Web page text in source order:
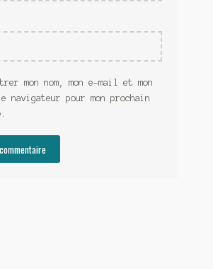
mon nom, mon e-mail et mon
navigateur pour mon prochain